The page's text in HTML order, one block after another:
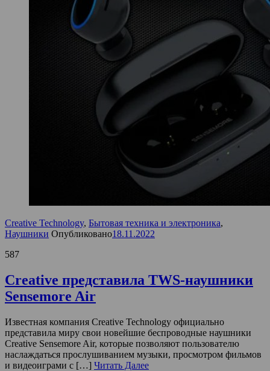
Creative Technology, Бытовая техника и электроника,
Наушники Опубликовано18.11.2022
587
Creative представила TWS-наушники
Sensemore Air
Известная компания Creative Technology официально
представила миру свои новейшие беспроводные наушники
Creative Sensemore Air, которые позволяют пользователю
наслаждаться прослушиванием музыки, просмотром фильмов
и видеоиграми с […] Читать Далее